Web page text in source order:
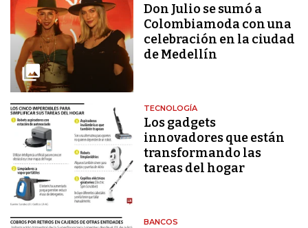
Don Julio se sumó a
Colombiamoda con una
celebración en la ciudad
de Medellín
TECNOLOGÍA
Los gadgets
innovadores que están
transformando las
tareas del hogar
BANCOS